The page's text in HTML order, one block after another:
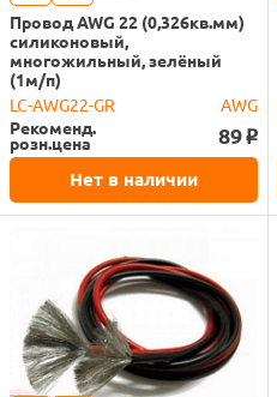
Провод AWG 22 (0,326кв.мм)
силиконовый,
многожильный, зелёный
(1м/п)
LC-AWG22-GR
AWG
Рекоменд.
розн.цена 89 o
Нет в наличии